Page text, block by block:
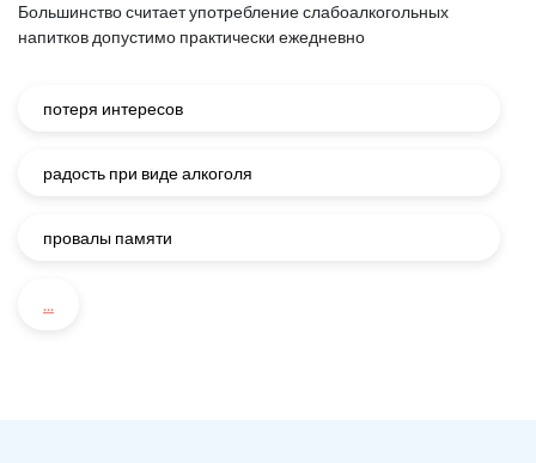
Большинство считает употребление слабоалкогольных
напитков допустимо практически ежедневно
потеря интересов
радость при виде алкоголя
провалы памяти
...